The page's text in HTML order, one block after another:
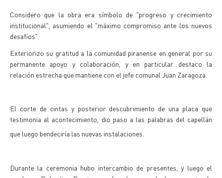
Considero que la obra era símbolo de "progreso y crecimiento
institucional", asumiendo el "máximo compromiso ante los nuevos
desafíos".
Exteriorizo su gratitud a la comunidad piranense en general por su
permanente apoyo y colaboración, y en particular destaco la
relación estrecha que mantiene con el jefe comunal Juan Zaragoza.
El corte de cintas y posterior descubrimiento de una placa que
testimonia al acontecimiento, dio paso a las palabras del capellán
que luego bendeciría las nuevas instalaciones.
Durante la ceremonia hubo intercambio de presentes, y luego el